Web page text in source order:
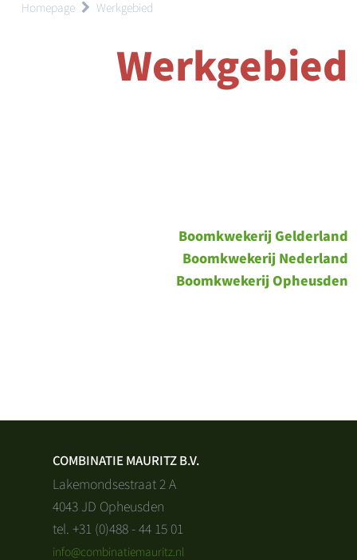
Homepage Werkgebied
Werkgebied
Boomkwekerij Gelderland
Boomkwekerij Nederland
Boomkwekerij Opheusden
COMBINATIE MAURITZ B.V.
Lakemondsestraat 2 A
4043 JD Opheusden
tel. +31 (0)488 - 44 15 01
info@combinatiemauritz.nl